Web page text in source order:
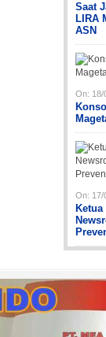
Saat
LIRA
ASN
On: 18/
On: 17/